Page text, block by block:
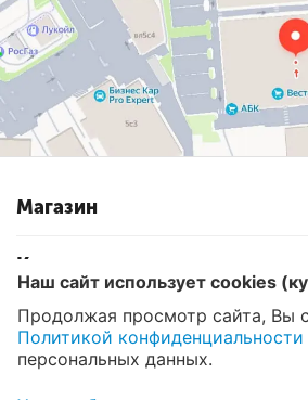
Магазин
Контакты
© 2008 - 2026 Эра Тепла. Интернет
систем и водоснабжения в Москве
Наш сайт использует cookies
Продолжая просмотр сайта, Вы
Политикой конфиденциальности
персональных данных.